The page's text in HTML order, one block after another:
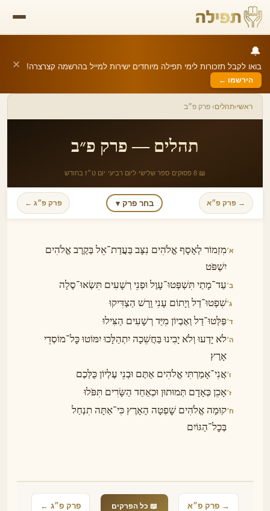
🔔
בואו לקבל תזכורות לימי תפילה מיוחדים ישירות למייל בהרשמה קצרצרה!
הירשמו ←
✕
ראשי›תהלים› פרק פ״ב
תהלים — פרק פ״ב
📖 8 פסוקים ·ספר שלישי ·ליום רביעי ·יום ט״ז בחודש
→ פרק פ״א בחר פרק ▾ פרק פ״ג ←
א׳מִזְמוֹר לְאָסָף אֱלֹהִים נִצָּב בַּעֲדַת־אֵל בְּקֶרֶב אֱלֹהִים
יִשְׁפֹּט
ב׳עַד־מָתַי תִּשְׁפְּטוּ־עָוֶל וּפְנֵי רְשָׁעִים תִּשְׂאוּ־סֶלָה
ג׳שִׁפְטוּ־דַל וְיָתוֹם עָנִי וָרָשׁ הַצְדִּיקוּ
ד׳פַּלְּטוּ־דַל וְאֶבְיוֹן מִיַּד רְשָׁעִים הַצִּילוּ
ה׳לֹא יָדְעוּ וְלֹא יָבִינוּ בַּחֲשֵׁכָה יִתְהַלָּכוּ יִמּוֹטוּ כׇּל־מוֹסְדֵי
אָרֶץ
ו׳אֲנִי־אָמַרְתִּי אֱלֹהִים אַתֶּם וּבְנֵי עֶלְיוֹן כֻּלְּכֶם
ז׳אָכֵן כְּאָדָם תְּמוּתוּן וּכְאַחַד הַשָּׂרִים תִּפֹּלוּ
ח׳קוּמָה אֱלֹהִים שׇׁפְטָה הָאָרֶץ כִּי־אַתָּה תִנְחַל
בְּכׇל־הַגּוֹיִם
→ פרק פ״א 📖 כל הפרקים פרק פ״ג ←